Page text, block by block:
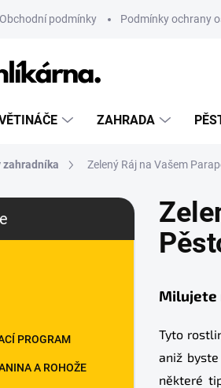
Obchodní podmínky Podmínky ochrany
ZAHRADA
zahradníka Zelený Ráj na Vašem
PROGRAM
A ROHOŽE
Milujete
Tyto
aniž
některé